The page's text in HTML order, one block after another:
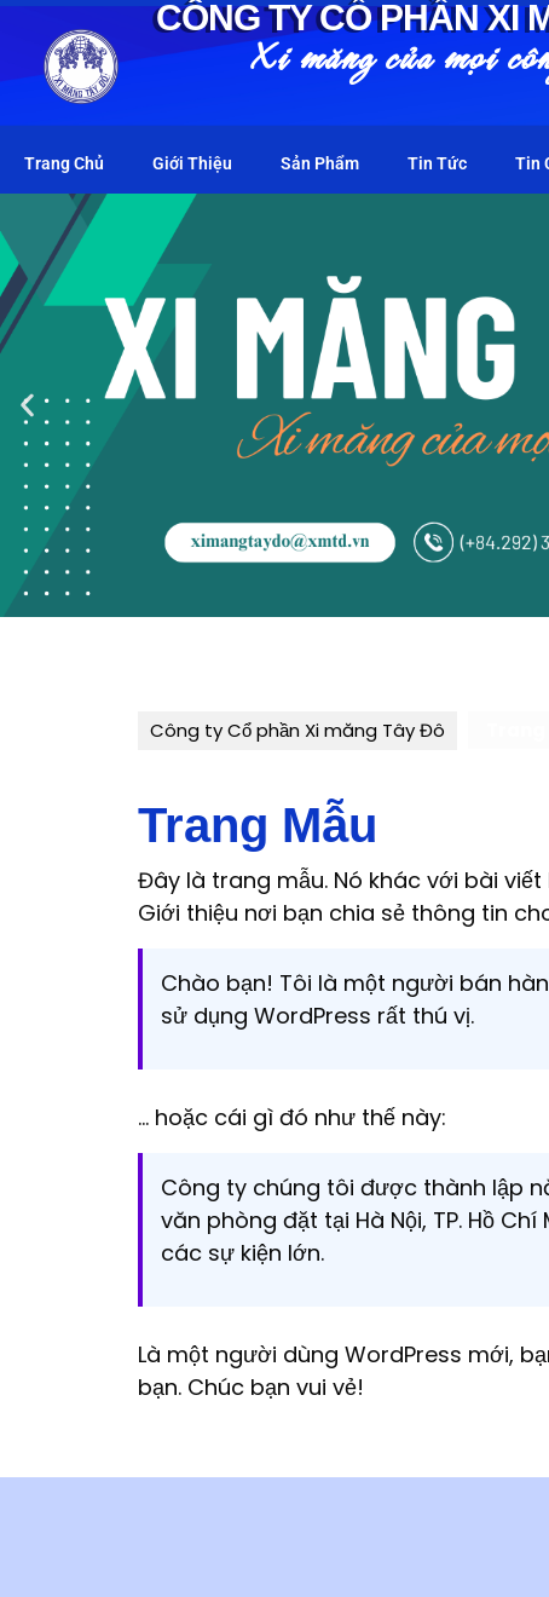
CÔNG TY CỔ PHẦN XI
Xi măng của mọi
Trang Chủ Giới Thiệu Sản Phẩm Tin Tức Tin
Công ty Cổ phần Xi măng Tây Đô
Trang Mẫu
Đây là trang mẫu. Nó khác với bài
Giới thiệu nơi bạn chia sẻ thông tin
Chào bạn! Tôi là một người bán
sử dụng WordPress rất thú vị.
… hoặc cái gì đó như thế này:
Công ty chúng tôi được thành lập
văn phòng đặt tại Hà Nội, TP. Hồ
các sự kiện lớn.
Là một người dùng WordPress mới,
bạn. Chúc bạn vui vẻ!